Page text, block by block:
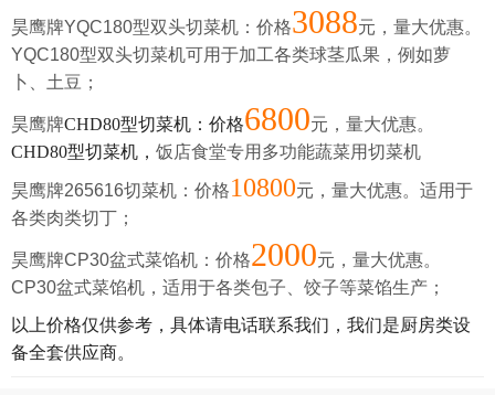
昊鹰牌YQC180型双头切菜机：价格3088元，量大优惠。
YQC180型双头切菜机可用于加工各类球茎瓜果，例如萝
卜、土豆；
昊鹰牌CHD80型切菜机 ：价格6800元， 量大优惠。
CHD80型切菜机， 饭店食堂专用多功能蔬菜用切菜机
昊鹰牌265616切菜机：价格10800元， 量大优惠。 适用于
各类肉类切丁；
昊鹰牌CP30盆式菜馅机：价格2000元， 量大优惠。
CP30盆式菜馅机， 适用于各类包子、饺子等菜馅生产；
以上价格仅供参考，具体请电话联系我们，我们是厨房类设
备全套供应商。